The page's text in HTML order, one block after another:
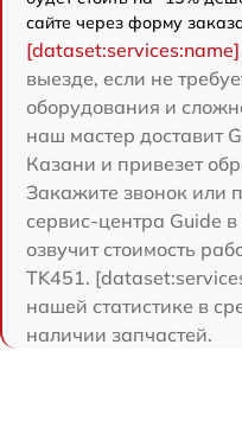
сайте через форму
выезде, если не
оборудования и
наш мастер доставит
Казани и привезет
Закажите звонок или
сервис-центра Guide
озвучит стоимость
TK451.
нашей статистике в
наличии запчастей.